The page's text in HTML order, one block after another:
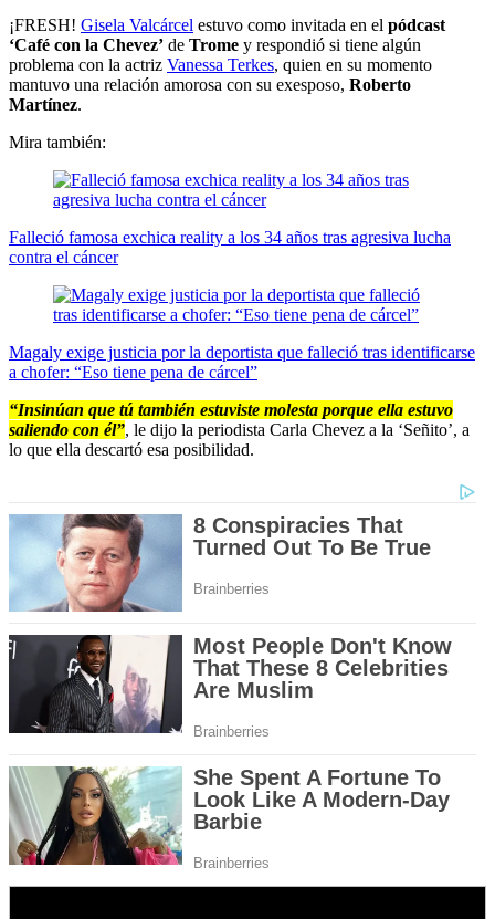
¡FRESH! Gisela Valcárcel estuvo como invitada en el pódcast
‘Café con la Chevez’ de Trome y respondió si tiene algún
problema con la actriz Vanessa Terkes, quien en su momento
mantuvo una relación amorosa con su exesposo, Roberto
Martínez.
Mira también:
Falleció famosa exchica reality a los 34 años tras agresiva lucha
contra el cáncer
Magaly exige justicia por la deportista que falleció tras identificarse
a chofer: “Eso tiene pena de cárcel”
“Insinúan que tú también estuviste molesta porque ella estuvo
saliendo con él”, le dijo la periodista Carla Chevez a la ‘Señito’, a
lo que ella descartó esa posibilidad.